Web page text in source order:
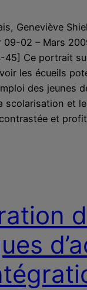
Geneviève
09-02 – Mars
45] Ce portrait
les écueils
des jeunes
scolarisation et
et